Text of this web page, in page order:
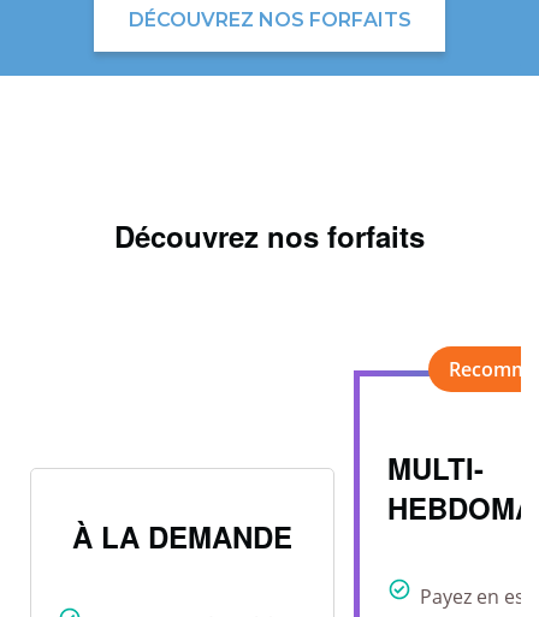
DÉCOUVREZ NOS FORFAITS
Découvrez nos forfaits
MULTI-
Payez en
À LA DEMANDE